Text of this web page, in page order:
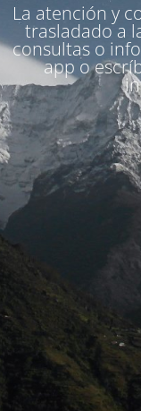
La atención y
trasladado a
consultas o
app o